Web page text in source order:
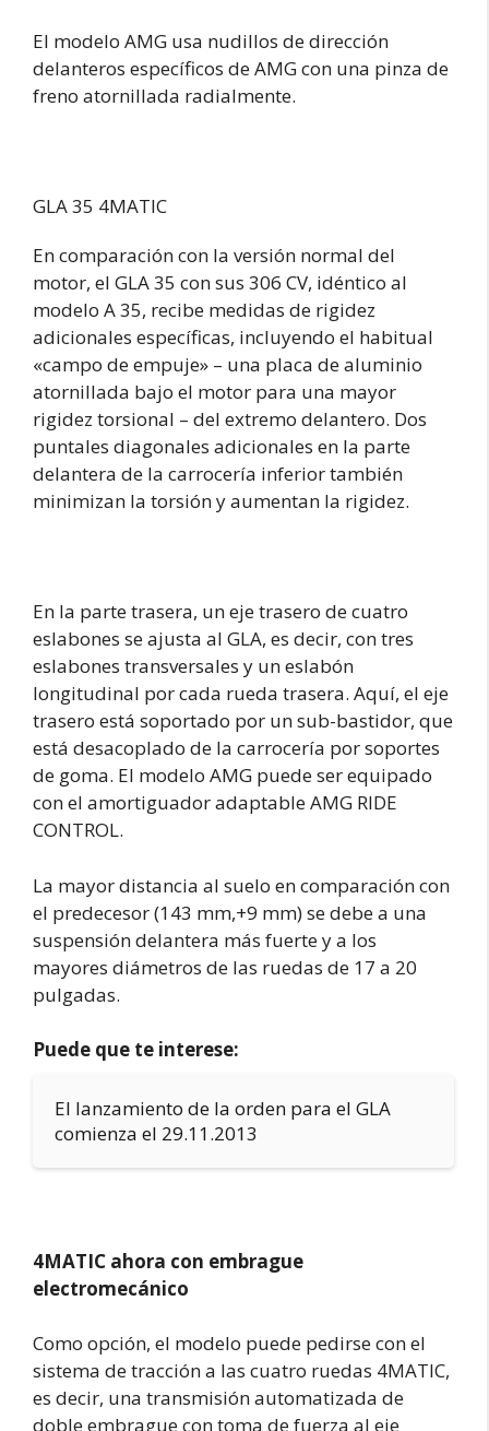
El modelo AMG usa nudillos de dirección
delanteros específicos de AMG con una pinza de
freno atornillada radialmente.
GLA 35 4MATIC
En comparación con la versión normal del
motor, el GLA 35 con sus 306 CV, idéntico al
modelo A 35, recibe medidas de rigidez
adicionales específicas, incluyendo el habitual
«campo de empuje» – una placa de aluminio
atornillada bajo el motor para una mayor
rigidez torsional – del extremo delantero. Dos
puntales diagonales adicionales en la parte
delantera de la carrocería inferior también
minimizan la torsión y aumentan la rigidez.
En la parte trasera, un eje trasero de cuatro
eslabones se ajusta al GLA, es decir, con tres
eslabones transversales y un eslabón
longitudinal por cada rueda trasera. Aquí, el eje
trasero está soportado por un sub-bastidor, que
está desacoplado de la carrocería por soportes
de goma. El modelo AMG puede ser equipado
con el amortiguador adaptable AMG RIDE
CONTROL.
La mayor distancia al suelo en comparación con
el predecesor (143 mm,+9 mm) se debe a una
suspensión delantera más fuerte y a los
mayores diámetros de las ruedas de 17 a 20
pulgadas.
Puede que te interese:
El lanzamiento de la orden para el GLA
comienza el 29.11.2013
4MATIC ahora con embrague
electromecánico
Como opción, el modelo puede pedirse con el
sistema de tracción a las cuatro ruedas 4MATIC,
es decir, una transmisión automatizada de
doble embrague con toma de fuerza al eje